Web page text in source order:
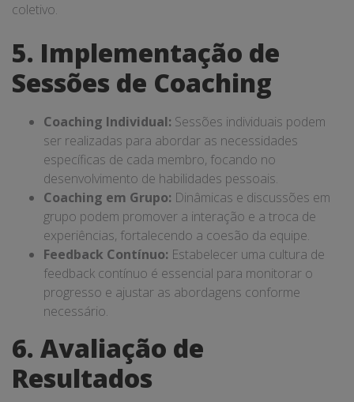
coletivo.
5. Implementação de
Sessões de Coaching
Coaching Individual: Sessões individuais podem
ser realizadas para abordar as necessidades
específicas de cada membro, focando no
desenvolvimento de habilidades pessoais.
Coaching em Grupo: Dinâmicas e discussões em
grupo podem promover a interação e a troca de
experiências, fortalecendo a coesão da equipe.
Feedback Contínuo: Estabelecer uma cultura de
feedback contínuo é essencial para monitorar o
progresso e ajustar as abordagens conforme
necessário.
6. Avaliação de
Resultados